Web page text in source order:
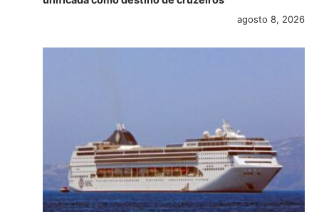
agosto 8, 2026